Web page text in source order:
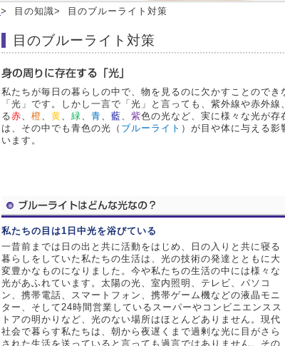
> 目の知識> 目のブルーライト対策
目のブルーライト対策
私たちが毎日の暮らしの中で、物を見るのに欠かすことのでき
「光」です。しかし一言で「光」と言っても、紫外線や赤外
る赤、 橙、 黄、 緑、 青、 藍、 紫色の光など、実に様々な光が存
は、その中でも青色の光（ ブルーライト ）が目や体に与える影
います。
私たちの目は1日中光を浴びている
一昔前までは日の出と共に活動をはじめ、日の入りと共に寝る
暮らしをしていた私たちの生活は、光の技術の発達とともに大
変豊かなものになりました。今や私たちの生活の中には様々な
光があふれています。太陽の光、室内照明、テレビ、パソコ
ン、携帯電話、スマートフォン、携帯ゲーム機などの液晶モニ
ター、そして24時間営業しているスーパーやコンビニエンスス
トアの明かりなど、光のない場所はほとんどありません。現代
社会で暮らす私たちは、朝から夜遅くまで過剰な光に目がさら
された生活を送っていると言っても過言ではありません。その